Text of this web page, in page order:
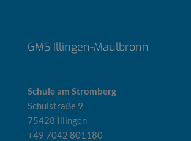
GMS Illingen-Maulbronn
Schule am Stromberg
Schulstraße 9
75428 Illingen
+49 7042 801180